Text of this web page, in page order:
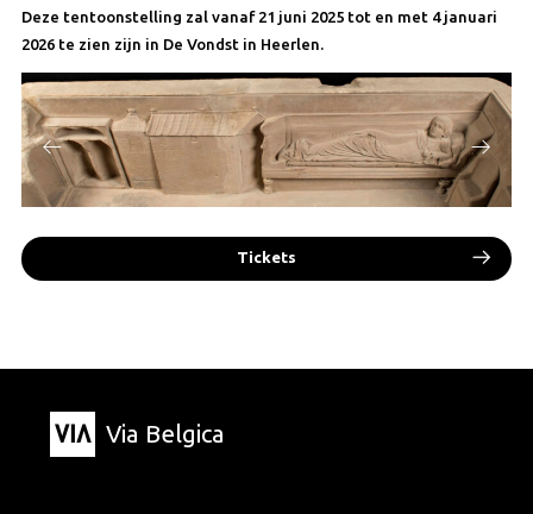
Deze tentoonstelling zal vanaf 21 juni 2025 tot en met 4 januari
2026 te zien zijn in De Vondst in Heerlen.
Tickets
Via Belgica